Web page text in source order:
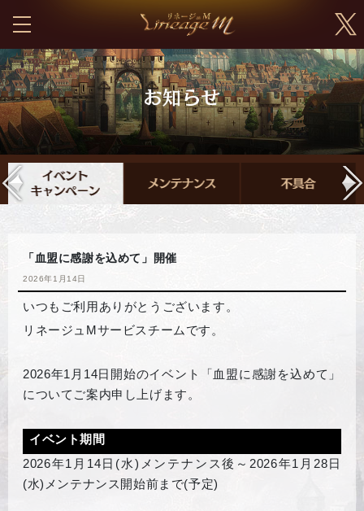
「血盟に感謝を込めて」開催
2026年1月14日
いつもご利用ありがとうございます。
リネージュMサービスチームです。
2026年1月14日開始のイベント「血盟に感謝を込めて 」
についてご案内申し上げます。
イベント期間
2026年1月14日(水)メンテナンス後～2026年1月28日
(水)メンテナンス開始前まで(予定)